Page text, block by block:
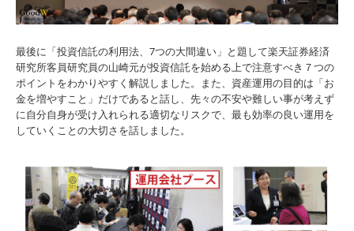
最後に「投資信託の利用法、7つの大間違い」と題して楽天証券経済
研究所客員研究員の山崎元が投資信託を始める上で注意すべき７つの
ポイントをわかりやすく解説しました。また、資産運用の目的は「お
金を増やすこと」だけであると話し、先々の不安や難しい事が考えず
に自分自身が受け入れられる適切なリスクで、最も効率の良い運用を
していくことの大切さを話しました。